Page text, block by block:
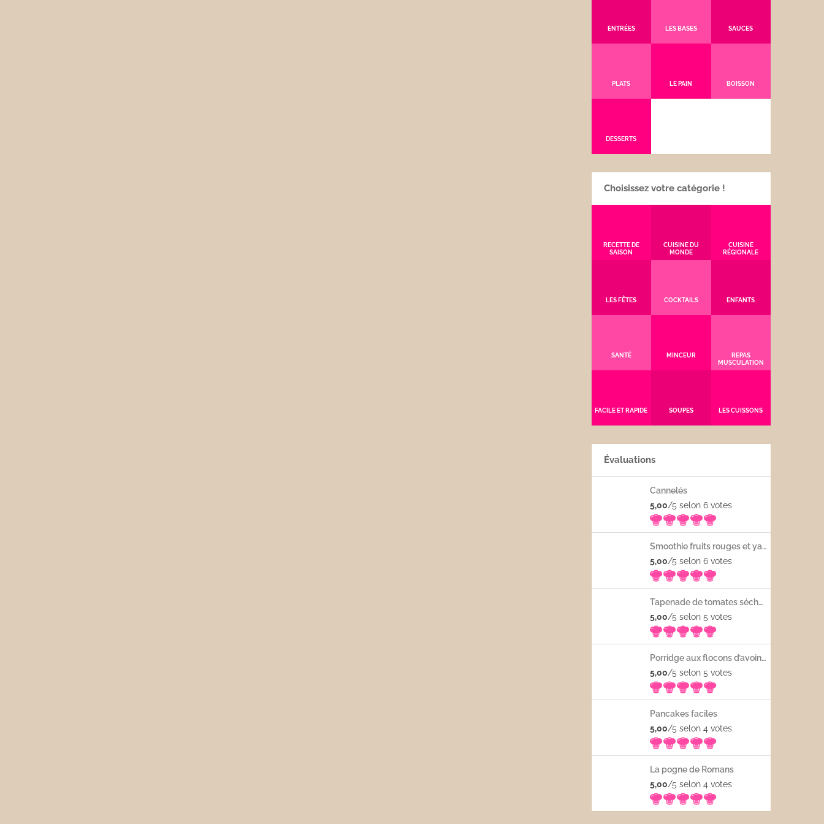
ENTRÉES LES BASES SAUCES
PLATS LE PAIN BOISSON
DESSERTS
Choisissez votre catégorie !
RECETTE DE
SAISON
CUISINE DU
MONDE
CUISINE
RÉGIONALE
LES FÊTES COCKTAILS ENFANTS
SANTÉ MINCEUR
REPAS
MUSCULATION
FACILE ET RAPIDE SOUPES LES CUISSONS
Évaluations
Cannelés
5,00/5 selon 6 votes
Smoothie fruits rouges et yaourt
5,00/5 selon 6 votes
Tapenade de tomates séchées
5,00/5 selon 5 votes
Porridge aux flocons d’avoine avec les fruits frais
5,00/5 selon 5 votes
Pancakes faciles
5,00/5 selon 4 votes
La pogne de Romans
5,00/5 selon 4 votes